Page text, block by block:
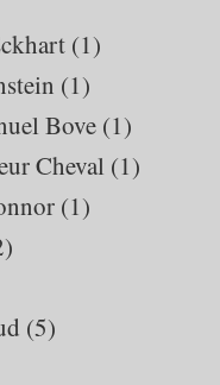
(1)
(1)
Bove (1)
Cheval (1)
(1)
(5)